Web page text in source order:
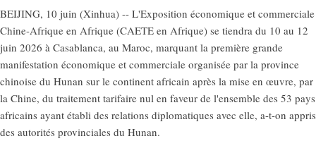
BEIJING, 10 juin (Xinhua) -- L'Exposition économique et commerciale
Chine-Afrique en Afrique (CAETE en Afrique) se tiendra du 10 au 12
juin 2026 à Casablanca, au Maroc, marquant la première grande
manifestation économique et commerciale organisée par la province
chinoise du Hunan sur le continent africain après la mise en œuvre, par
la Chine, du traitement tarifaire nul en faveur de l'ensemble des 53 pays
africains ayant établi des relations diplomatiques avec elle, a-t-on appris
des autorités provinciales du Hunan.